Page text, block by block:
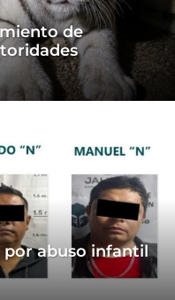
de
por abuso infantil